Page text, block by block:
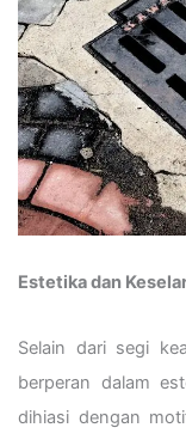
Estetika dan
Selain dari segi
berperan dalam
dihiasi dengan